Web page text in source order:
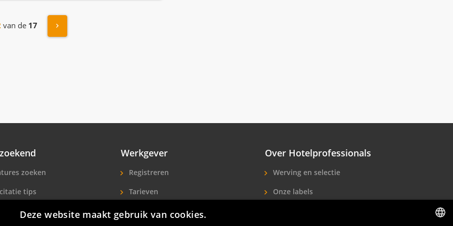
van de 17 Volgende »
zoeken
tips
A-Z
Werkgever
Registreren
Tarieven
Extra aandacht
Over Hotelprofessionals
Werving en selectie
Onze labels
Deze website maakt gebruik van cookies.